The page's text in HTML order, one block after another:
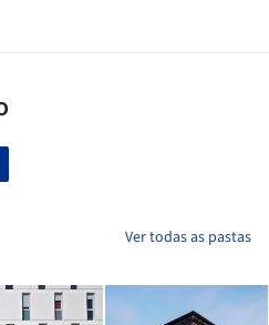
Ver todas as pastas